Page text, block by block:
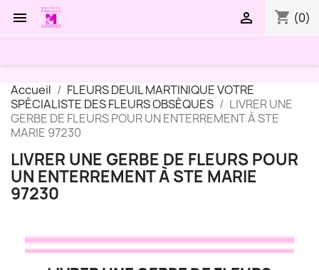
 shopping_cart (0)

Accueil
FLEURS DEUIL MARTINIQUE VOTRE
SPÉCIALISTE DES FLEURS OBSÈQUES
LIVRER UNE
GERBE DE FLEURS POUR UN ENTERREMENT À STE
MARIE 97230
LIVRER UNE GERBE DE FLEURS POUR
UN ENTERREMENT À STE MARIE
97230